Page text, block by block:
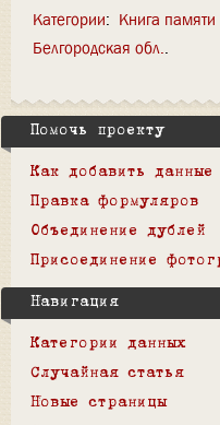
Категории: Книга
Белгородская обл.
Помочь проекту
Как добавить данные
Правка формуляров
Объединение дублей
Присоединение
Навигация
Категории данных
Случайная статья
Новые страницы